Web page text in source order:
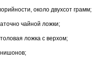
около двухсот грамм;
чайной ложки;
ложка с верхом;